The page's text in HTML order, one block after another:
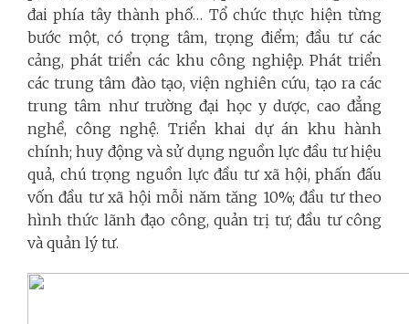
đai phía tây thành phố… Tổ chức thực hiện từng
bước một, có trọng tâm, trọng điểm; đầu tư các
cảng, phát triển các khu công nghiệp. Phát triển
các trung tâm đào tạo, viện nghiên cứu, tạo ra các
trung tâm như trường đại học y dược, cao đẳng
nghề, công nghệ. Triển khai dự án khu hành
chính; huy động và sử dụng nguồn lực đầu tư hiệu
quả, chú trọng nguồn lực đầu tư xã hội, phấn đấu
vốn đầu tư xã hội mỗi năm tăng 10%; đầu tư theo
hình thức lãnh đạo công, quản trị tư; đầu tư công
và quản lý tư.